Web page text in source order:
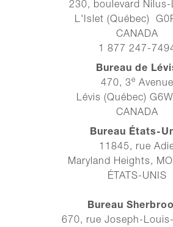
230, boulevard Nilus-
L'Islet (Québec)
CANADA
1 877 247-
Bureau de
470, 3e Avenue
Lévis (Québec)
CANADA
Bureau États-
11845, rue
Maryland Heights,
ÉTATS-UNIS
Bureau
670, rue Joseph-